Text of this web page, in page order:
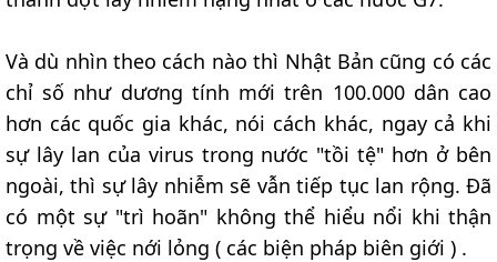
Và dù nhìn theo cách nào thì Nhật Bản cũng có các
chỉ số như dương tính mới trên 100.000 dân cao
hơn các quốc gia khác, nói cách khác, ngay cả khi
sự lây lan của virus trong nước "tồi tệ" hơn ở bên
ngoài, thì sự lây nhiễm sẽ vẫn tiếp tục lan rộng. Đã
có một sự "trì hoãn" không thể hiểu nổi khi thận
trọng về việc nới lỏng ( các biện pháp biên giới ) .